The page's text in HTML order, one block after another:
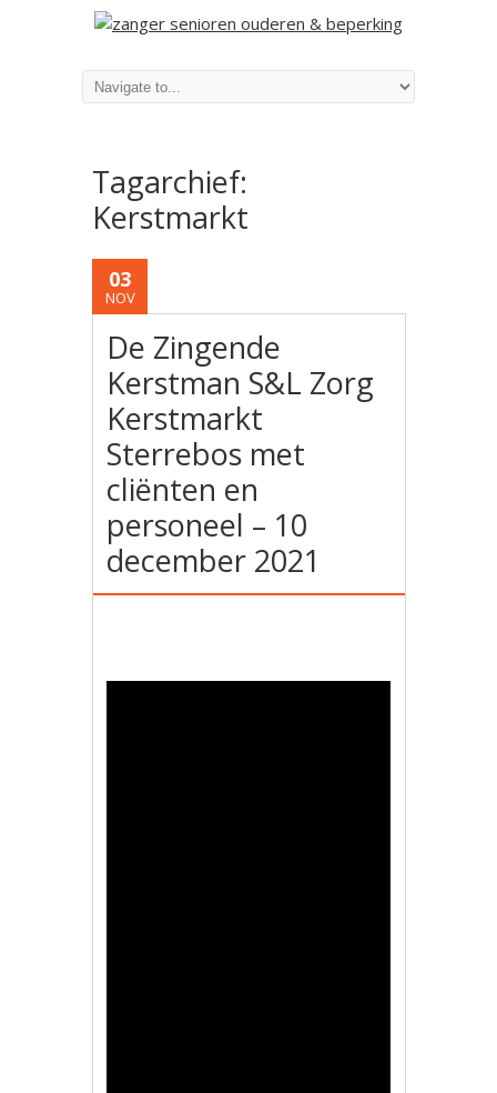
Tagarchief:
Kerstmarkt
03
NOV
De Zingende
Kerstman S&L Zorg
Kerstmarkt
Sterrebos met
cliënten en
personeel – 10
december 2021